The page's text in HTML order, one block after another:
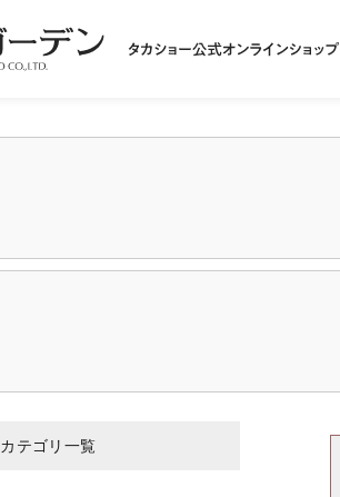
カテゴリ一覧